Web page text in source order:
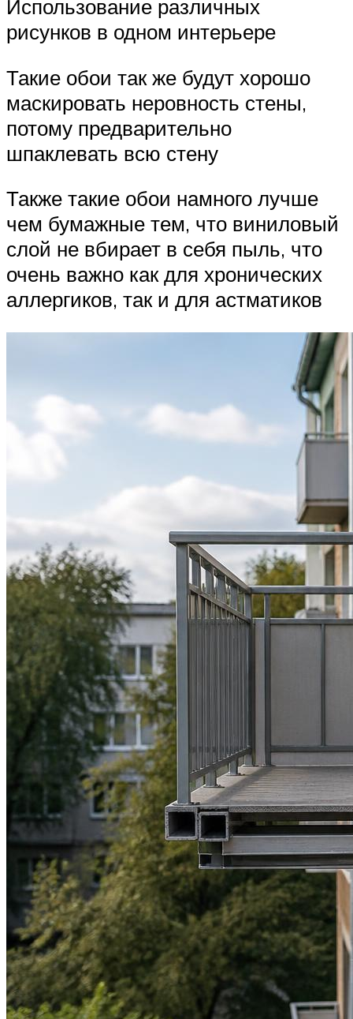
Использование различных
рисунков в одном интерьере
Такие обои так же будут хорошо
маскировать неровность стены,
потому предварительно
шпаклевать всю стену
Также такие обои намного лучше
чем бумажные тем, что виниловый
слой не вбирает в себя пыль, что
очень важно как для хронических
аллергиков, так и для астматиков